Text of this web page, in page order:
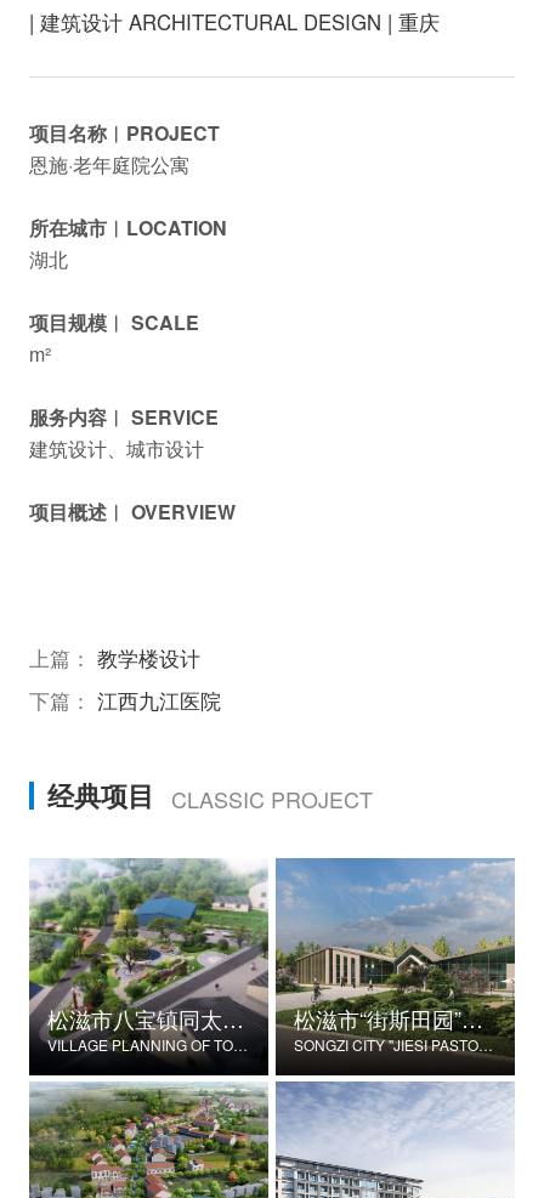
| 建筑设计 ARCHITECTURAL DESIGN | 重庆
项目名称︱PROJECT
恩施·老年庭院公寓
所在城市︱LOCATION
湖北
项目规模︱ SCALE
m²
服务内容︱ SERVICE
建筑设计、城市设计
项目概述︱ OVERVIEW
上篇： 教学楼设计
下篇： 江西九江医院
经典项目 CLASSIC PROJECT
松滋市八宝镇同太湖村村庄规划
VILLAGE PLANNING OF TONGTAIHU VILLAGE, BABAO TOWN, SONGZI CITY
松滋市“街斯田园”美丽乡村示范片建设项目
SONGZI CITY "JIESI PASTORAL" BEAUTIFUL RURAL DEMONSTRATION FILM CONSTRUCTION PROJECT